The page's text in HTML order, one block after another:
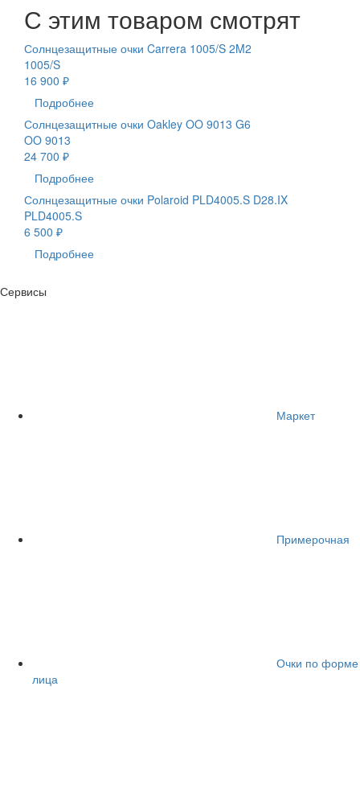
С этим товаром смотрят
Солнцезащитные очки Carrera 1005/S 2M2
1005/S
16 900 ₽
Подробнее
Солнцезащитные очки Oakley OO 9013 G6
OO 9013
24 700 ₽
Подробнее
Солнцезащитные очки Polaroid PLD4005.S D28.IX
PLD4005.S
6 500 ₽
Подробнее
Сервисы
Маркет
Примерочная
Очки по форме
лица